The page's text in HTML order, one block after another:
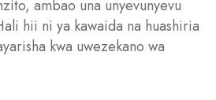
ambao una unyevunyevu
hii ni ya kawaida na huashiria
kwa uwezekano wa